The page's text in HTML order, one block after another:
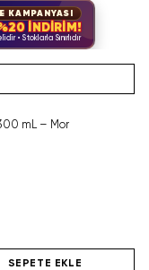
KAMPANYASI
İNDİRİM!
• Stoklarla Sınırlıdır
mL – Mor
SEPETE EKLE